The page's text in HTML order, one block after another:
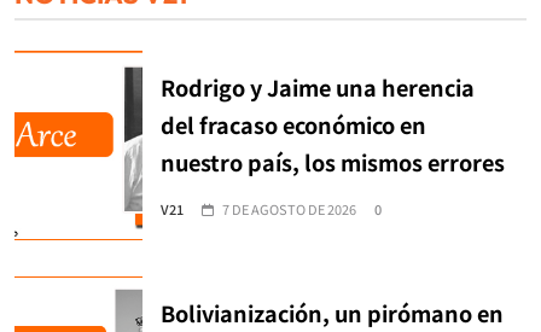
Rodrigo y Jaime una herencia
del fracaso económico en
nuestro país, los mismos errores
V21 7 DE AGOSTO DE 2026 0
Bolivianización, un pirómano en